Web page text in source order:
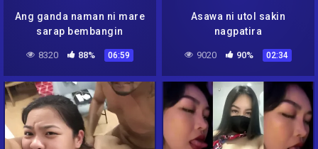
Ang ganda naman ni mare
sarap bembangin
8320 88% 06:59
Asawa ni utol sakin
nagpatira
9020 90% 02:34